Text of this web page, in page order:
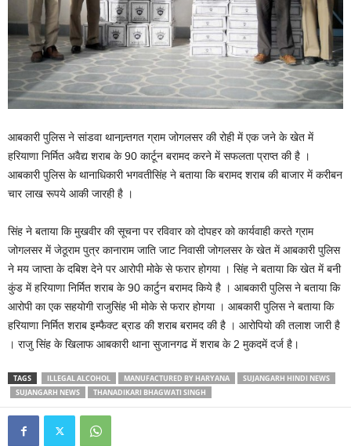
आबकारी पुलिस ने सांडवा थानान्र्तगत ग्राम जोगलसर की रोही में एक जने के खेत में
हरियाणा निर्मित अवैद्य शराब के 90 कार्टून बरामद करने में सफलता प्राप्त की है ।
आबकारी पुलिस के थानाधिकारी भगवतीसिंह ने बताया कि बरामद शराब की बाजार में करीबन
चार लाख रूपये आकी जारही है ।
सिंह ने बताया कि मुखवीर की सूचना पर रविवार को दोपहर को कार्यवाही करते ग्राम
जोगलसर में जेठूराम पुत्र कानाराम जाति जाट निवासी जोगलसर के खेत में आबकारी पुलिस
ने मय जाप्ता के दबिश देने पर आरोपी मोके से फरार होगया । सिंह ने बताया कि खेत में बनी
कुंड में हरियाणा निर्मित शराब के 90 कार्टुन बरामद किये है । आबकारी पुलिस ने बताया कि
आरोपी का एक सहयोगी राजुसिंह भी मोके से फरार होगया । आबकारी पुलिस ने बताया कि
हरियाणा निर्मित शराब इम्फैक्ट ब्राड की शराब बरामद की है । आरोपियो की तलाश जारी है
। राजु सिंह के खिलाफ आबकारी थाना सुजानगढ में शराब के 2 मुकदमें दर्ज है।
TAGS ILLEGAL ALCOHOL MANUFACTURED BY HARYANA
SUJANGARH HINDI NEWS
SUJANGARH NEWS
THANADIKARI BHAGWATI SINGH